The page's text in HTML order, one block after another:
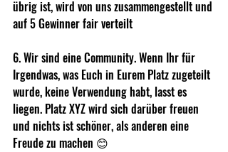
übrig ist, wird von uns zusammengestellt und
auf 5 Gewinner fair verteilt
6. Wir sind eine Community. Wenn Ihr für
Irgendwas, was Euch in Eurem Platz zugeteilt
wurde, keine Verwendung habt, lasst es
liegen. Platz XYZ wird sich darüber freuen
und nichts ist schöner, als anderen eine
Freude zu machen 😊